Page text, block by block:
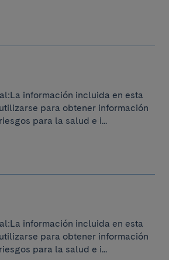
información incluida en esta
para obtener información
para la salud e i...
información incluida en esta
para obtener información
para la salud e i...